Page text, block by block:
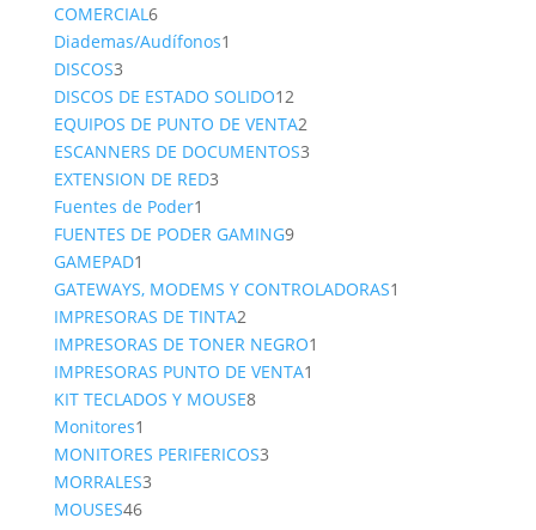
COMERCIAL66
productos
Diademas/Audífonos1
DISCOS33
productos
DISCOS DE ESTADO SOLIDO1212
productos
EQUIPOS DE PUNTO DE VENTA22
productos
ESCANNERS DE DOCUMENTOS33
EXTENSION DE RED33
Fuentes de Poder1
producto
FUENTES DE PODER GAMING99
GAMEPAD1
producto
GATEWAYS, MODEMS Y CONTROLADORAS1
IMPRESORAS DE TINTA22
productos
IMPRESORAS DE TONER NEGRO1
IMPRESORAS PUNTO DE VENTA1
KIT TECLADOS Y MOUSE88
Monitores1
producto
MONITORES PERIFERICOS33
MORRALES33
MOUSES4646